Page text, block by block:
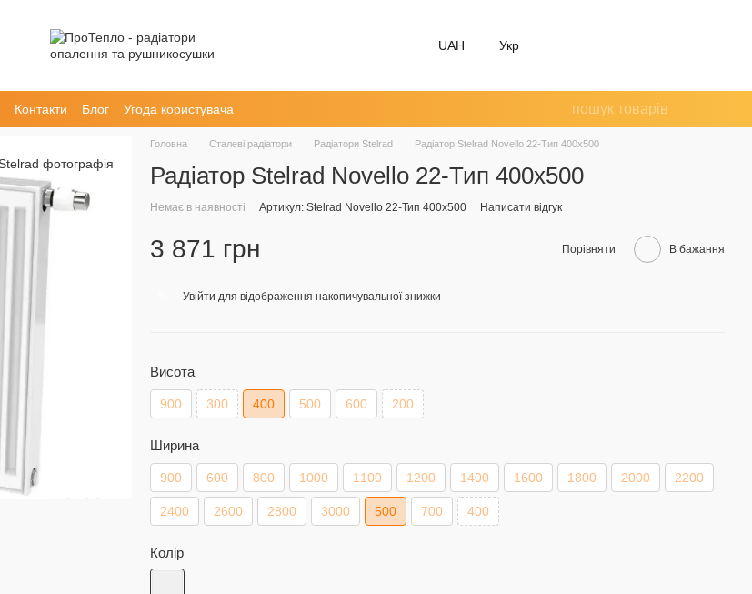
UAH Укр
Контакти Блог Угода користувача
Головна Сталеві радіатори Радіатори Stelrad Радіатор Stelrad Novello 22-Тип 400x500
Радіатор Stelrad Novello 22-Тип 400x500
Немає в наявності Артикул: Stelrad Novello 22-Тип 400x500 Написати відгук
3 871 грн Порівняти В бажання
Увійти для відображення накопичувальної знижки
Висота
900 300 400 500 600 200
Ширина
900 600 800 1000 1100 1200 1400 1600 1800 2000 2200
2400 2600 2800 3000 500 700 400
Колір